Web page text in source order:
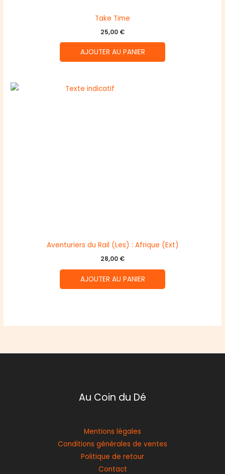
Take Time
25,00 €
AJOUTER AU PANIER
Aventuriers du Rail (Les) : Afrique (Ext)
28,00 €
AJOUTER AU PANIER
Au Coin du Dé
Mentions légales
Conditions générales de ventes
Politique de retour
Contact